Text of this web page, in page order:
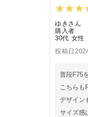
ゆき
購入者
30代 女性
投稿日
普段F75
こちらも
デザイン
サイズ感